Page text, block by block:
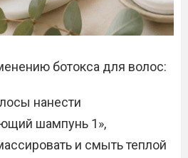
ботокса для волос:
нанести
шампунь 1»,
и смыть теплой